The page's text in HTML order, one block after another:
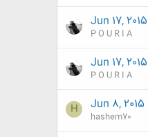
Jun 17, 2015
P O U R I A
Jun 17, 2015
P O U R I A
Jun 8, 2015
hashem70
H